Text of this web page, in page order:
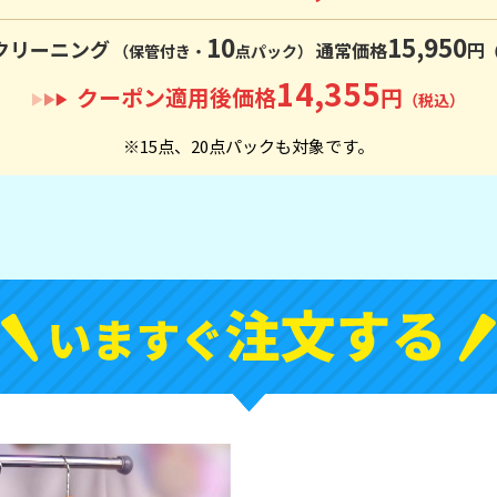
リーニング （保管付き・ 10点パック） 通常価格15,950円
クーポン適用後価格14,355円 （税込）
※15点、20点パックも対象です。